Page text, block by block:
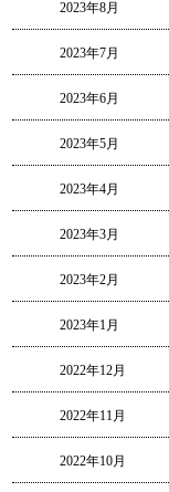
2023年8月
2023年7月
2023年6月
2023年5月
2023年4月
2023年3月
2023年2月
2023年1月
2022年12月
2022年11月
2022年10月